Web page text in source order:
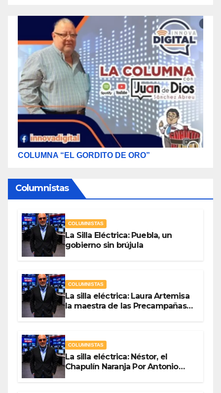
COLUMNA “EL GORDITO DE ORO”
Columnistas
COLUMNISTAS
La Silla Eléctrica: Puebla, un
gobierno sin brújula
COLUMNISTAS
La silla eléctrica: Laura Artemisa
la maestra de las Precampañas
COLUMNISTAS
La silla eléctrica: Néstor, el
Chapulín Naranja Por Antonio